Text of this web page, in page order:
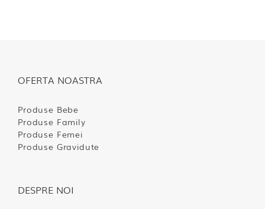
OFERTA NOASTRA
Produse Bebe
Produse Family
Produse Femei
Produse Gravidute
DESPRE NOI